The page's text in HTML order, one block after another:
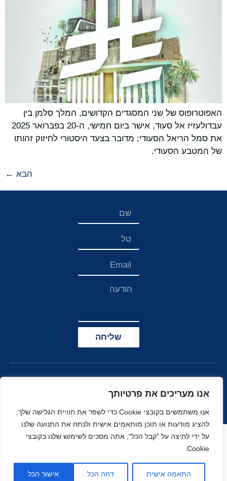
אנו מעריכים את פרטיותך
אנו משתמשים בקובצי Cookie כדי לשפר את חוויית הגלישה שלך,
להציג מודעות או תוכן מותאמים אישית ולנתח את התנועה שלנו.
על ידי לחיצה על "קבל הכל", אתה מסכים לשימוש שלנו בקובצי
Cookie.
התאמה אישית דחה הכל אישור הכל
האפוטרופוס של שני המסגדים הקדושים, המלך סלמן בין
עבדולעזיז אל סעוד, אישר ביום חמישי, ה-20 בפברואר 2025
את סמל הריאל הסעודי; מדובר בצעד היסטורי לחיזוק זהותו
של המטבע הסעודי.
הבא ←
שליחה
הצהרת נגישות
נוי
MOONART